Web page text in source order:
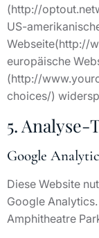
(http://
US-
Webseite(http://
europäische
(http://
choices/)
5. Analyse-
Google
Diese Website
Google
Amphitheatre